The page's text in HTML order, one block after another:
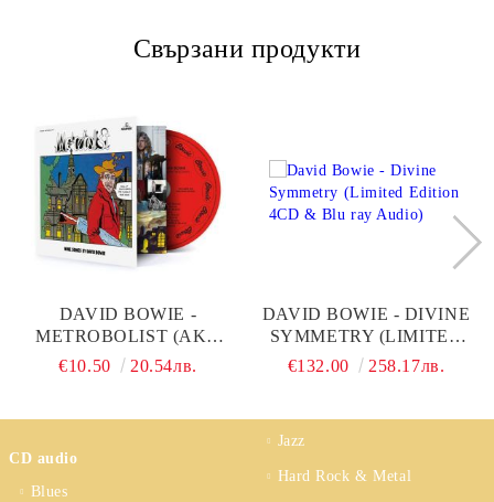
Свързани продукти
DAVID BOWIE -
METROBOLIST (AKA
THE MAN WHO SOLD
€10.50 20.54лв.
DAVID BOWIE - DIVINE
SYMMETRY (LIMITED
EDITION 4CD & BLU
€132.00 258.17лв.
CD audio
Blues
Jazz
Hard Rock & Metal